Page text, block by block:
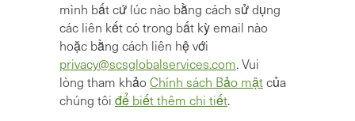
mình bất cứ lúc nào bằng cách sử dụng
các liên kết có trong bất kỳ email nào
hoặc bằng cách liên hệ với
privacy@scsglobalservices.com. Vui
lòng tham khảo Chính sách Bảo mậtcủa
chúng tôi để biết thêm chi tiết.